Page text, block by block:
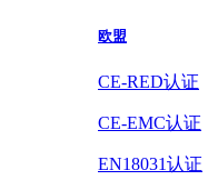
欧盟
CE-RED认证
CE-EMC认证
EN18031认证